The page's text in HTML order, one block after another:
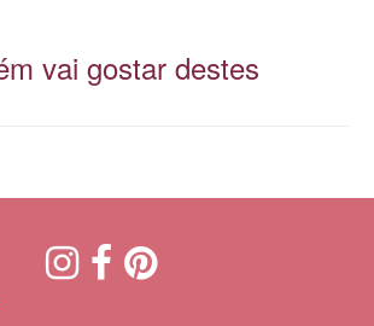
vai gostar destes